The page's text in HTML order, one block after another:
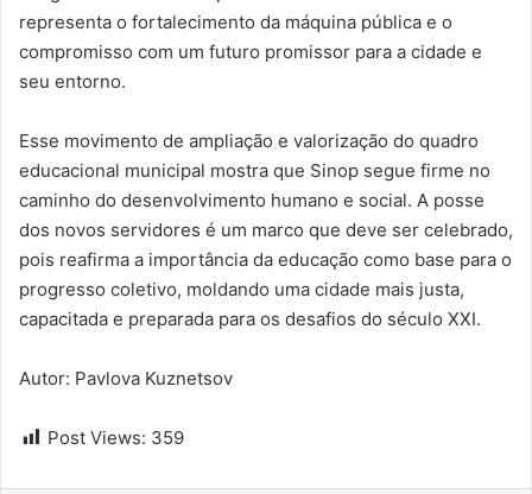
representa o fortalecimento da máquina pública e o
compromisso com um futuro promissor para a cidade e
seu entorno.
Esse movimento de ampliação e valorização do quadro
educacional municipal mostra que Sinop segue firme no
caminho do desenvolvimento humano e social. A posse
dos novos servidores é um marco que deve ser celebrado,
pois reafirma a importância da educação como base para o
progresso coletivo, moldando uma cidade mais justa,
capacitada e preparada para os desafios do século XXI.
Autor: Pavlova Kuznetsov
Post Views: 359